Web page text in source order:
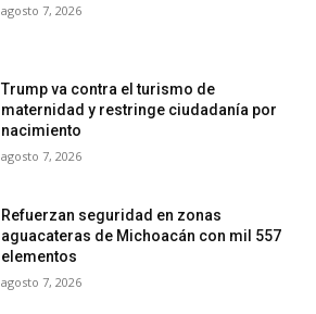
agosto 7, 2026
Trump va contra el turismo de
maternidad y restringe ciudadanía por
nacimiento
agosto 7, 2026
Refuerzan seguridad en zonas
aguacateras de Michoacán con mil 557
elementos
agosto 7, 2026